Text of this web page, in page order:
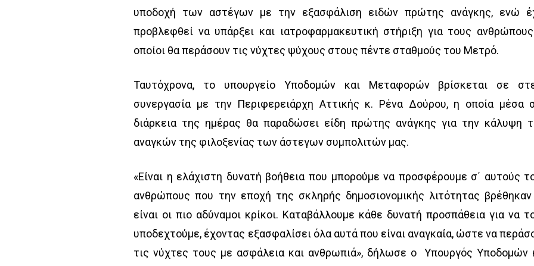
υποδοχή των αστέγων με την εξασφάλιση ειδών πρώτης ανάγκης, ενώ
προβλεφθεί να υπάρξει και ιατροφαρμακευτική στήριξη για τους
οποίοι θα περάσουν τις νύχτες ψύχους στους πέντε σταθμούς του Μετρό.
Ταυτόχρονα, το υπουργείο Υποδομών και Μεταφορών βρίσκεται σε
συνεργασία με την Περιφερειάρχη Αττικής κ. Ρένα Δούρου, η οποία μέσα
διάρκεια της ημέρας θα παραδώσει είδη πρώτης ανάγκης για την κάλυψη
αναγκών της φιλοξενίας των άστεγων συμπολιτών μας.
«Είναι η ελάχιστη δυνατή βοήθεια που μπορούμε να προσφέρουμε σ΄ αυτούς
ανθρώπους που την εποχή της σκληρής δημοσιονομικής λιτότητας
είναι οι πιο αδύναμοι κρίκοι. Καταβάλλουμε κάθε δυνατή προσπάθεια για να
υποδεχτούμε, έχοντας εξασφαλίσει όλα αυτά που είναι αναγκαία, ώστε να
τις νύχτες τους με ασφάλεια και ανθρωπιά», δήλωσε ο Υπουργός Υποδομών